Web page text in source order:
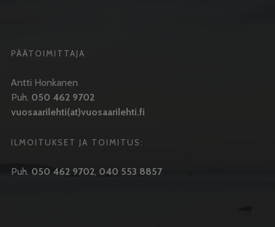
PÄÄTOIMITTAJA
Antti Honkanen
Puh. 050 462 9702
vuosaarilehti(at)vuosaarilehti.fi
ILMOITUKSET JA TOIMITUS:
Puh. 050 462 9702, 040 553 8857